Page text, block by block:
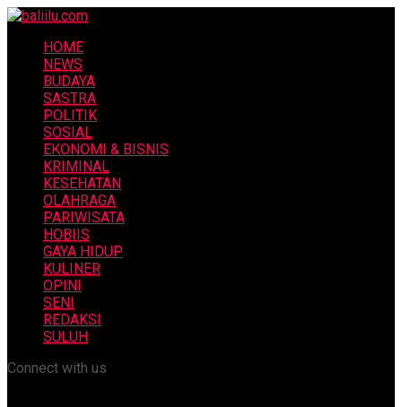
HOME
NEWS
BUDAYA
SASTRA
POLITIK
SOSIAL
EKONOMI & BISNIS
KRIMINAL
KESEHATAN
OLAHRAGA
PARIWISATA
HOBIIS
GAYA HIDUP
KULINER
OPINI
SENI
REDAKSI
SULUH
Connect with us